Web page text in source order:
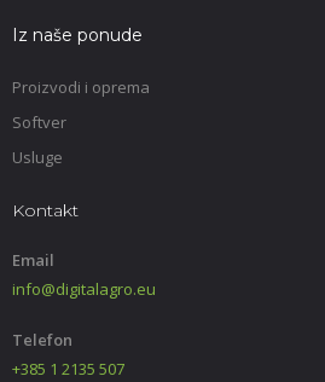
Iz naše ponude
Proizvodi i oprema
Softver
Usluge
Kontakt
Email
info@digitalagro.eu
Telefon
+385 1 2135 507